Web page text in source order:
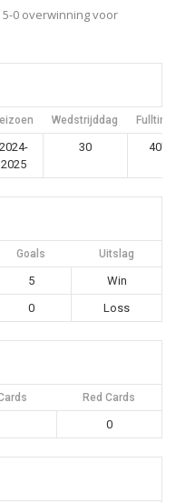
0 overwinning voor
Wedstrijddag Fulltime
2024-
2025
30 40'
Goals Uitslag
5 Win
0 Loss
Red Cards
0